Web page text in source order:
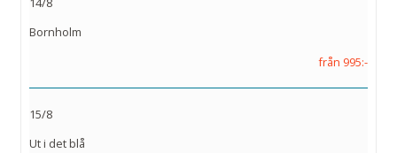
Bornholm
från 995:-
15/8
Ut i det blå